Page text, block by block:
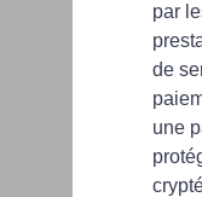
par
de
une